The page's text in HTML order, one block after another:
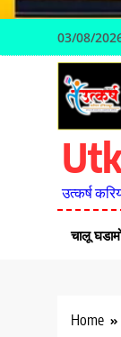
03/08/
उत्कर्ष
चालू
Home